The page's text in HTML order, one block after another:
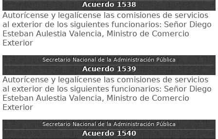
Acuerdo 1538
Autorícense y legalícense las comisiones de servicios
al exterior de los siguientes funcionarios: Señor Diego
Esteban Aulestia Valencia, Ministro de Comercio
Exterior
Secretario Nacional de la Administración Pública
Acuerdo 1539
Autorícense y legalícense las comisiones de servicios
al exterior de los siguientes funcionarios: Señor Diego
Esteban Aulestia Valencia, Ministro de Comercio
Exterior
Secretario Nacional de la Administración Pública
Acuerdo 1540